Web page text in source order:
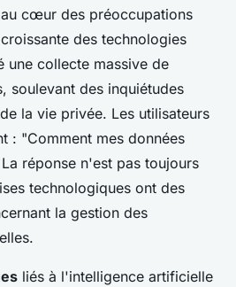
cœur des préoccupations
des technologies
une collecte massive de
soulevant des inquiétudes
la vie privée. Les utilisateurs
: "Comment mes données
réponse n'est pas toujours
technologiques ont des
la gestion des
liés à l'intelligence artificielle